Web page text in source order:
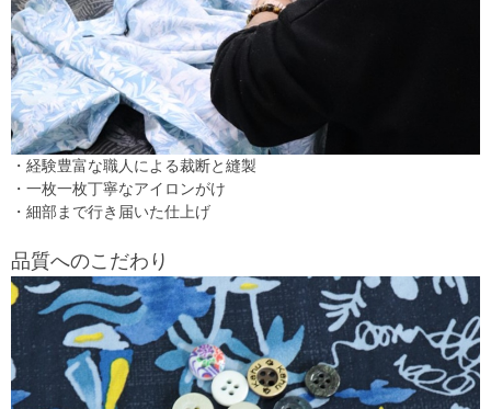
・経験豊富な職人による裁断と縫製
・一枚一枚丁寧なアイロンがけ
・細部まで行き届いた仕上げ
品質へのこだわり